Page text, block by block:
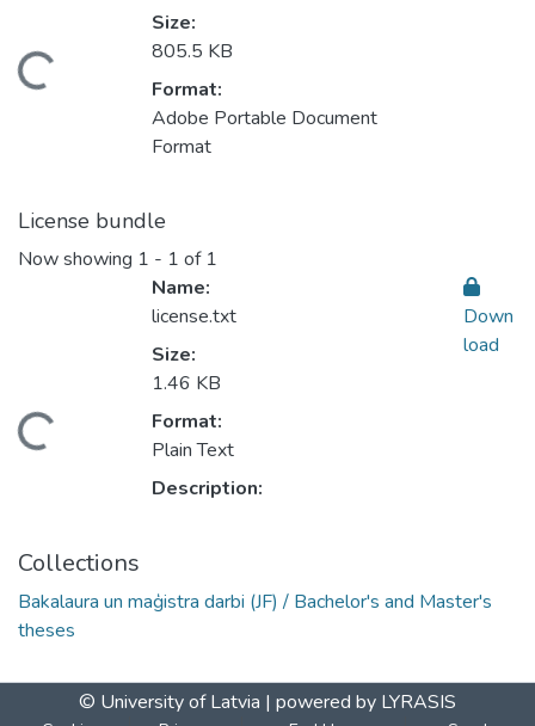
Size:
805.5 KB
Format:
Adobe Portable Document
Format
License bundle
Now showing 1 - 1 of 1
Name:
license.txt
Size:
1.46 KB
Format:
Plain Text
Description:
Down
load
Collections
Bakalaura un maģistra darbi (JF) / Bachelor's and Master's
theses
© University of Latvia | powered by LYRASIS